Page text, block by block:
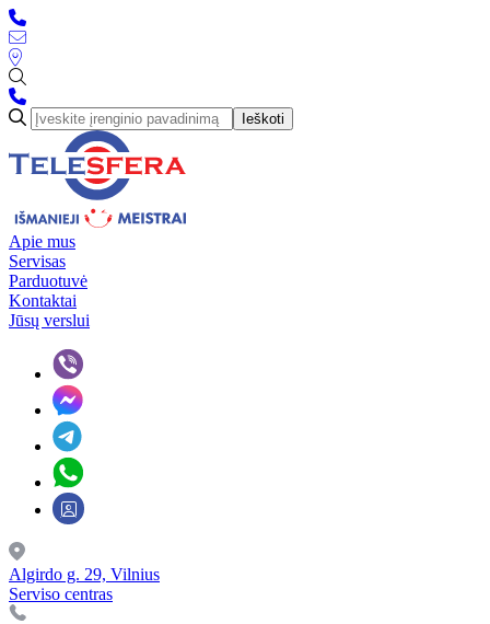
Ieškoti
Apie mus
Servisas
Parduotuvė
Kontaktai
Jūsų verslui
Algirdo g. 29, Vilnius
Serviso centras